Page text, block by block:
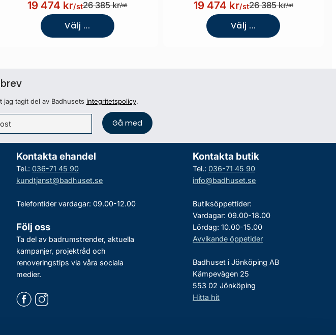
19 474 kr/st26 385 kr/st
Välj ...
19 474 kr/st26 385 kr/st
Välj ...
jag tagit del av Badhusets integritetspolicy.
Kontakta ehandel
Tel.: 036-71 45 90
kundtjanst@badhuset.se
Telefontider vardagar: 09.00-12.00
Följ oss
Ta del av badrumstrender, aktuella
kampanjer, projektråd och
renoveringstips via våra sociala
medier.
Kontakta butik
Tel.: 036-71 45 90
info@badhuset.se
Butiksöppettider:
Vardagar: 09.00-18.00
Lördag: 10.00-15.00
Avvikande öppetider
Badhuset i Jönköping AB
Kämpevägen 25
553 02 Jönköping
Hitta hit